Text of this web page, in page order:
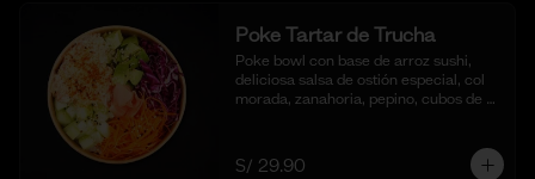
Poke Tartar de Trucha
Poke bowl con base de arroz sushi,
deliciosa salsa de ostión especial, col
morada, zanahoria, pepino, cubos de
S/ 29.90